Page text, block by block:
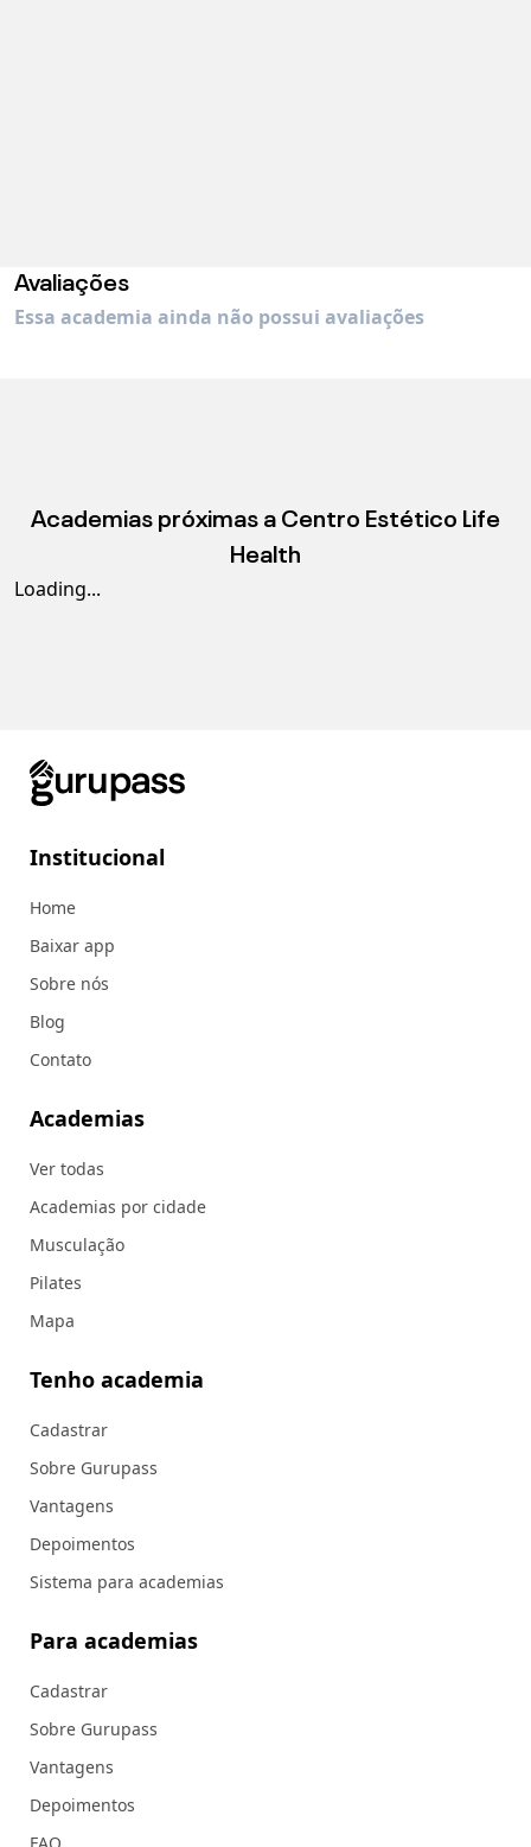
Avaliações
Essa academia ainda não possui avaliações
Academias próximas a Centro Estético Life
Health
Loading...
Institucional
Home
Baixar app
Sobre nós
Blog
Contato
Academias
Ver todas
Academias por cidade
Musculação
Pilates
Mapa
Tenho academia
Cadastrar
Sobre Gurupass
Vantagens
Depoimentos
Sistema para academias
Para academias
Cadastrar
Sobre Gurupass
Vantagens
Depoimentos